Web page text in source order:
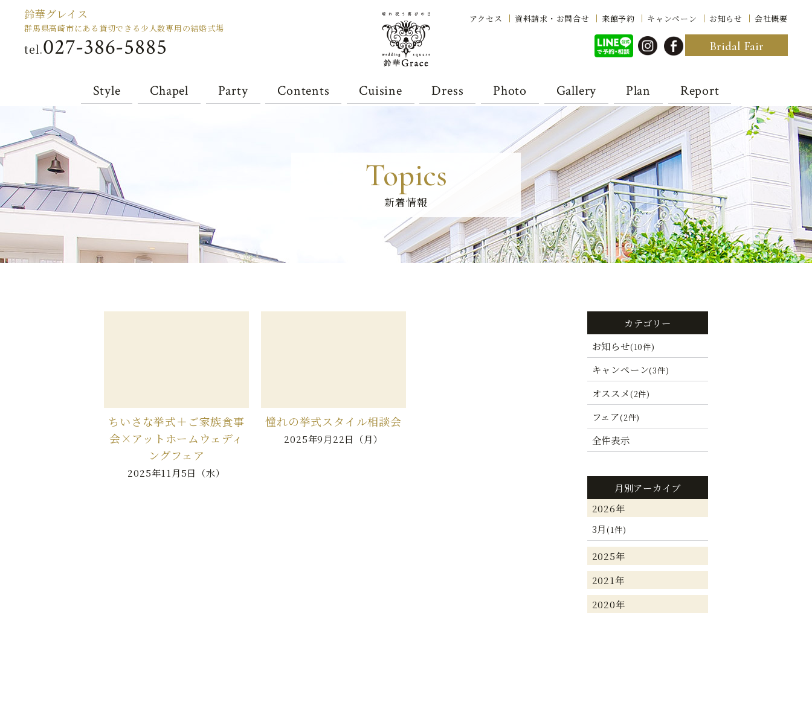
鈴華グレイス
群馬県高崎市にある貸切できる少人数専用の結婚式場
tel.027-386-5885
アクセス 資料請求・お問合せ 来館予約 キャンペーン お知らせ 会社概要
Bridal Fair
Style Chapel Party Contents Cuisine Dress Photo Gallery Plan Report
Topics
新着情報
カテゴリー
お知らせ(10件)
キャンペーン(3件)
オススメ (2件)
フェア(2件)
全件表示
月別アーカイブ
2026年
3月(1件)
2025年
2021年
2020年
ちいさな挙式＋ご家族食事
会×アットホームウェディ
ングフェア
2025年11月5日（水）
憧れの挙式スタイル相談会
2025年9月22日（月）